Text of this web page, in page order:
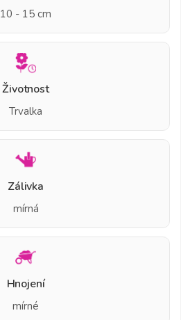
10 - 15 cm
Životnost
Trvalka
Zálivka
mírná
Hnojení
mírné